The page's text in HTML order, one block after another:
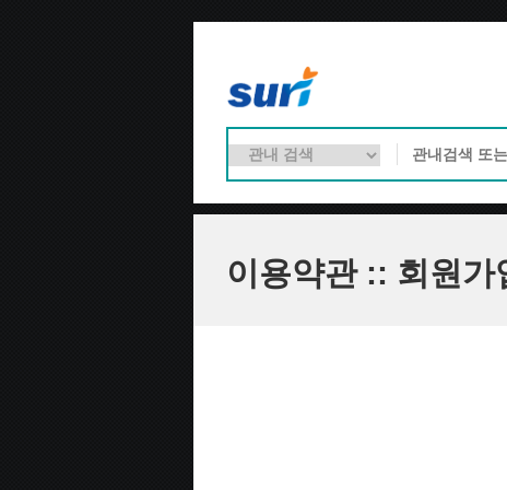
이용약관 :: 회원가